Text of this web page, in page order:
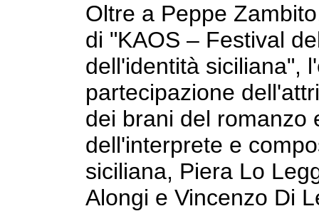
Oltre a Peppe
di "KAOS – Festival
dell'identità siciliana",
partecipazione
dei brani del romanzo
dell'interprete e
siciliana, Piera Lo
Alongi e Vincenzo Di